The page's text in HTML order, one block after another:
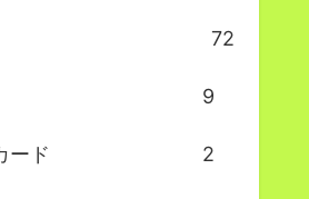
72
9
ード 2